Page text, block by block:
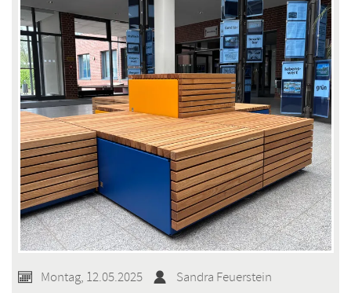
Fußball
U15
Jungen
Montag, 12.05.2025 Sandra Feuerstein